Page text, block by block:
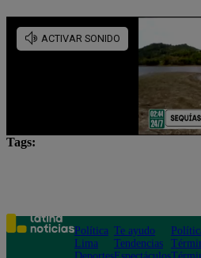
Tags:
Política
Lima
Te ayudo
Tendencias